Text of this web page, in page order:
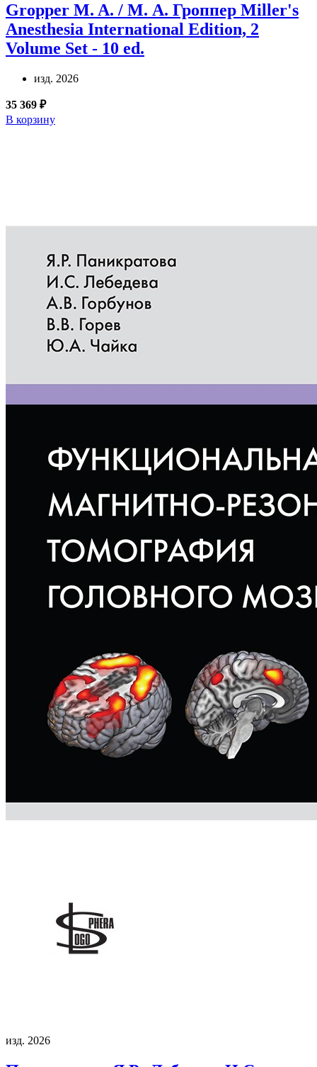
Gropper M. A. / М. А. Гроппер Miller's
Anesthesia International Edition, 2
Volume Set - 10 ed.
изд. 2026
35 369 ₽
В корзину
изд. 2026